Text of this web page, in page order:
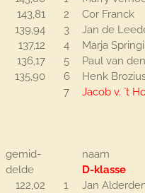
143,81 2
Cor Franck
139,94 3
Jan de
137,12 4
Marja
136,17 5
Paul van
135,90 6
Henk
7
Jacob v. `t
gemid-
naam
delde
D-klasse
122,02 1
Jan